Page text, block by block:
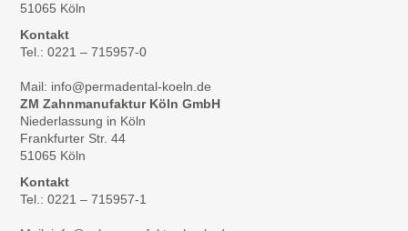
51065 Köln
Kontakt
Tel.: 0221 – 715957-0
Mail: info@permadental-koeln.de
ZM Zahnmanufaktur Köln GmbH
Niederlassung in Köln
Frankfurter Str. 44
51065 Köln
Kontakt
Tel.: 0221 – 715957-1